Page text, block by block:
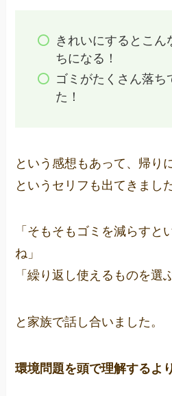
きれいにするとこん
ちになる！
ゴミがたくさん落ち
た！
という感想もあって、帰り
というセリフも出てきました
「そもそもゴミを減らすと
ね」
「繰り返し使えるものを選
と家族で話し合いました。
環境問題を頭で理解するよ